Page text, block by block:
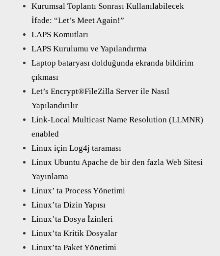
Kurumsal Toplantı Sonrası Kullanılabilecek
İfade: “Let’s Meet Again!”
LAPS Komutları
LAPS Kurulumu ve Yapılandırma
Laptop bataryası dolduğunda ekranda bildirim
çıkması
Let’s Encrypt®FileZilla Server ile Nasıl
Yapılandırılır
Link-Local Multicast Name Resolution (LLMNR)
enabled
Linux için Log4j taraması
Linux Ubuntu Apache de bir den fazla Web Sitesi
Yayınlama
Linux’ ta Process Yönetimi
Linux’ta Dizin Yapısı
Linux’ta Dosya İzinleri
Linux’ta Kritik Dosyalar
Linux’ta Paket Yönetimi